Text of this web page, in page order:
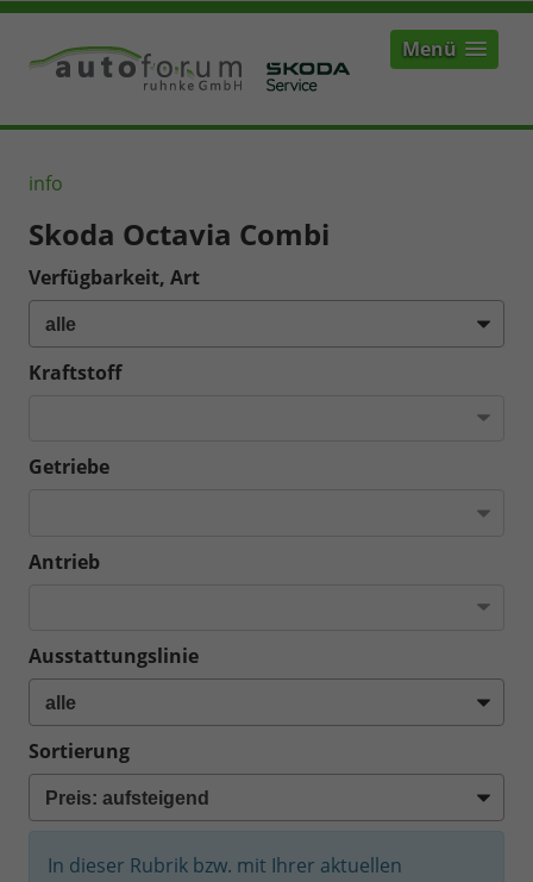
Menü
info
Skoda Octavia Combi
Verfügbarkeit, Art
Kraftstoff
Getriebe
Antrieb
Ausstattungslinie
Sortierung
In dieser Rubrik bzw. mit Ihrer aktuellen